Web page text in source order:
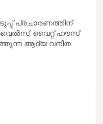
പ്രചാരണത്തിന്
വൈറ്റ് ഹൗസ്
ആദ്യ വനിത